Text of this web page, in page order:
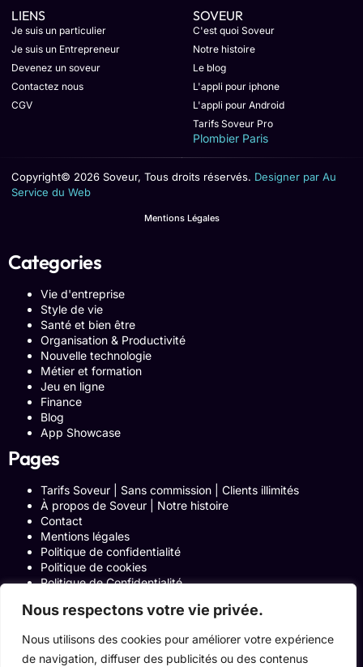
Nous respectons votre vie privée.
Nous utilisons des cookies pour améliorer votre expérience
de navigation, diffuser des publicités ou des contenus
LIENS
Je suis un particulier
Je suis un Entrepreneur
Devenez un soveur
Contactez nous
CGV
SOVEUR
C'est quoi Soveur
Notre histoire
Le blog
L'appli pour iphone
L'appli pour Android
Tarifs Soveur Pro
Plombier Paris
Copyright© 2026 Soveur, Tous droits réservés. Designer par Au
Service du Web
Mentions Légales
Categories
Vie d'entreprise
Style de vie
Santé et bien être
Organisation & Productivité
Nouvelle technologie
Métier et formation
Jeu en ligne
Finance
Blog
App Showcase
Pages
Tarifs Soveur | Sans commission | Clients illimités
À propos de Soveur | Notre histoire
Contact
Mentions légales
Politique de confidentialité
Politique de cookies
Politique de Confidentialité
Blog
Programme Affiliation
Conditions générales d’utilisation